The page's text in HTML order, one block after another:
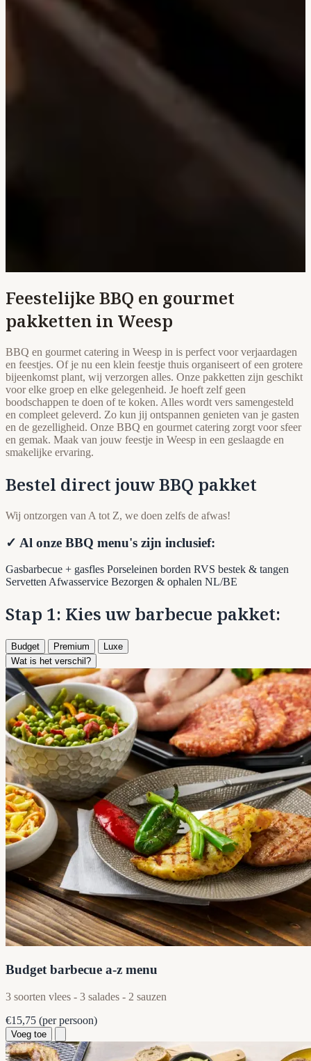
Feestelijke BBQ en gourmet
pakketten in Weesp
BBQ en gourmet catering in Weesp in is perfect voor verjaardagen
en feestjes. Of je nu een klein feestje thuis organiseert of een grotere
bijeenkomst plant, wij verzorgen alles. Onze pakketten zijn geschikt
voor elke groep en elke gelegenheid. Je hoeft zelf geen
boodschappen te doen of te koken. Alles wordt vers samengesteld
en compleet geleverd. Zo kun jij ontspannen genieten van je gasten
en de gezelligheid. Onze BBQ en gourmet catering zorgt voor sfeer
en gemak. Maak van jouw feestje in Weesp in een geslaagde en
smakelijke ervaring.
Bestel direct jouw BBQ pakket
Wij ontzorgen van A tot Z, we doen zelfs de afwas!
✓ Al onze BBQ menu's zijn inclusief:
Gasbarbecue + gasfles Porseleinen borden RVS bestek & tangen
Servetten Afwasservice Bezorgen & ophalen NL/BE
Stap 1: Kies uw barbecue pakket:
Budget Premium
Luxe
Wat is het verschil?
Budget barbecue a-z menu
3 soorten vlees - 3 salades - 2 sauzen
€15,75 (per persoon)
Voeg toe